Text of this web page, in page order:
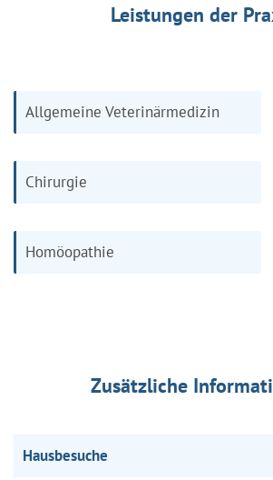
Leistungen der
Allgemeine Veterinärmedizin
Chirurgie
Homöopathie
Zusätzliche
Hausbesuche